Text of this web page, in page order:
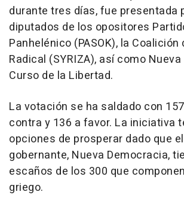
durante tres días, fue presentada
diputados de los opositores
Panhelénico (PASOK), la
Radical (SYRIZA), así como
Curso de la Libertad.
La votación se ha saldado con
contra y 136 a favor. La iniciativa
opciones de prosperar dado que
gobernante, Nueva Democracia,
escaños de los 300 que
griego.